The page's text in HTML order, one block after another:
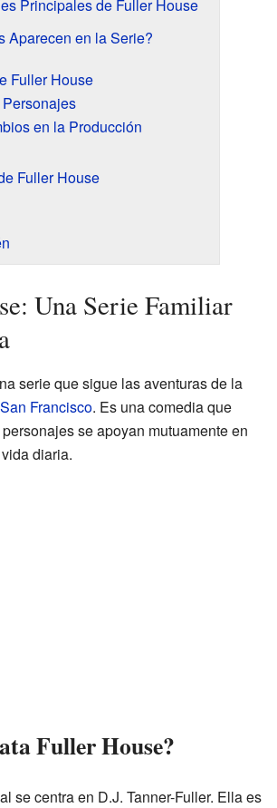
Principales de Fuller House
Aparecen en la Serie?
Fuller House
en la Producción
Fuller House
Una Serie Familiar
serie que sigue las aventuras de la
San Francisco. Es una comedia que
se apoyan mutuamente en
diaria.
Fuller House?
se centra en D.J. Tanner-Fuller. Ella es